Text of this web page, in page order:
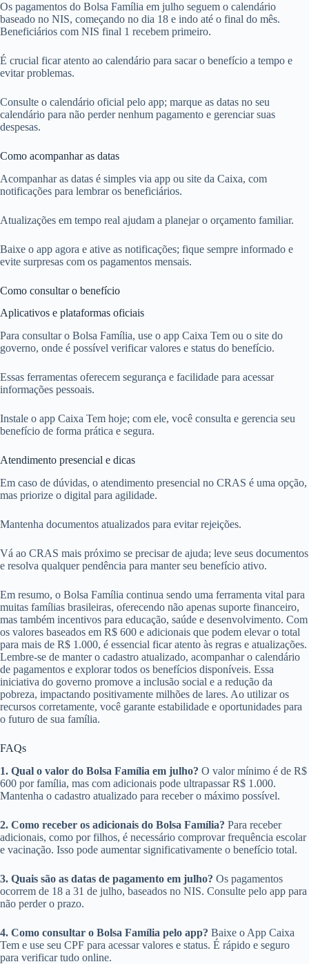
Os pagamentos do Bolsa Família em julho seguem o calendário
baseado no NIS, começando no dia 18 e indo até o final do mês.
Beneficiários com NIS final 1 recebem primeiro.
É crucial ficar atento ao calendário para sacar o benefício a tempo e
evitar problemas.
Consulte o calendário oficial pelo app; marque as datas no seu
calendário para não perder nenhum pagamento e gerenciar suas
despesas.
Como acompanhar as datas
Acompanhar as datas é simples via app ou site da Caixa, com
notificações para lembrar os beneficiários.
Atualizações em tempo real ajudam a planejar o orçamento familiar.
Baixe o app agora e ative as notificações; fique sempre informado e
evite surpresas com os pagamentos mensais.
Como consultar o benefício
Aplicativos e plataformas oficiais
Para consultar o Bolsa Família, use o app Caixa Tem ou o site do
governo, onde é possível verificar valores e status do benefício.
Essas ferramentas oferecem segurança e facilidade para acessar
informações pessoais.
Instale o app Caixa Tem hoje; com ele, você consulta e gerencia seu
benefício de forma prática e segura.
Atendimento presencial e dicas
Em caso de dúvidas, o atendimento presencial no CRAS é uma opção,
mas priorize o digital para agilidade.
Mantenha documentos atualizados para evitar rejeições.
Vá ao CRAS mais próximo se precisar de ajuda; leve seus documentos
e resolva qualquer pendência para manter seu benefício ativo.
Em resumo, o Bolsa Família continua sendo uma ferramenta vital para
muitas famílias brasileiras, oferecendo não apenas suporte financeiro,
mas também incentivos para educação, saúde e desenvolvimento. Com
os valores baseados em R$ 600 e adicionais que podem elevar o total
para mais de R$ 1.000, é essencial ficar atento às regras e atualizações.
Lembre-se de manter o cadastro atualizado, acompanhar o calendário
de pagamentos e explorar todos os benefícios disponíveis. Essa
iniciativa do governo promove a inclusão social e a redução da
pobreza, impactando positivamente milhões de lares. Ao utilizar os
recursos corretamente, você garante estabilidade e oportunidades para
o futuro de sua família.
FAQs
1. Qual o valor do Bolsa Família em julho? O valor mínimo é de R$
600 por família, mas com adicionais pode ultrapassar R$ 1.000.
Mantenha o cadastro atualizado para receber o máximo possível.
2. Como receber os adicionais do Bolsa Família? Para receber
adicionais, como por filhos, é necessário comprovar frequência escolar
e vacinação. Isso pode aumentar significativamente o benefício total.
3. Quais são as datas de pagamento em julho? Os pagamentos
ocorrem de 18 a 31 de julho, baseados no NIS. Consulte pelo app para
não perder o prazo.
4. Como consultar o Bolsa Família pelo app? Baixe o App Caixa
Tem e use seu CPF para acessar valores e status. É rápido e seguro
para verificar tudo online.